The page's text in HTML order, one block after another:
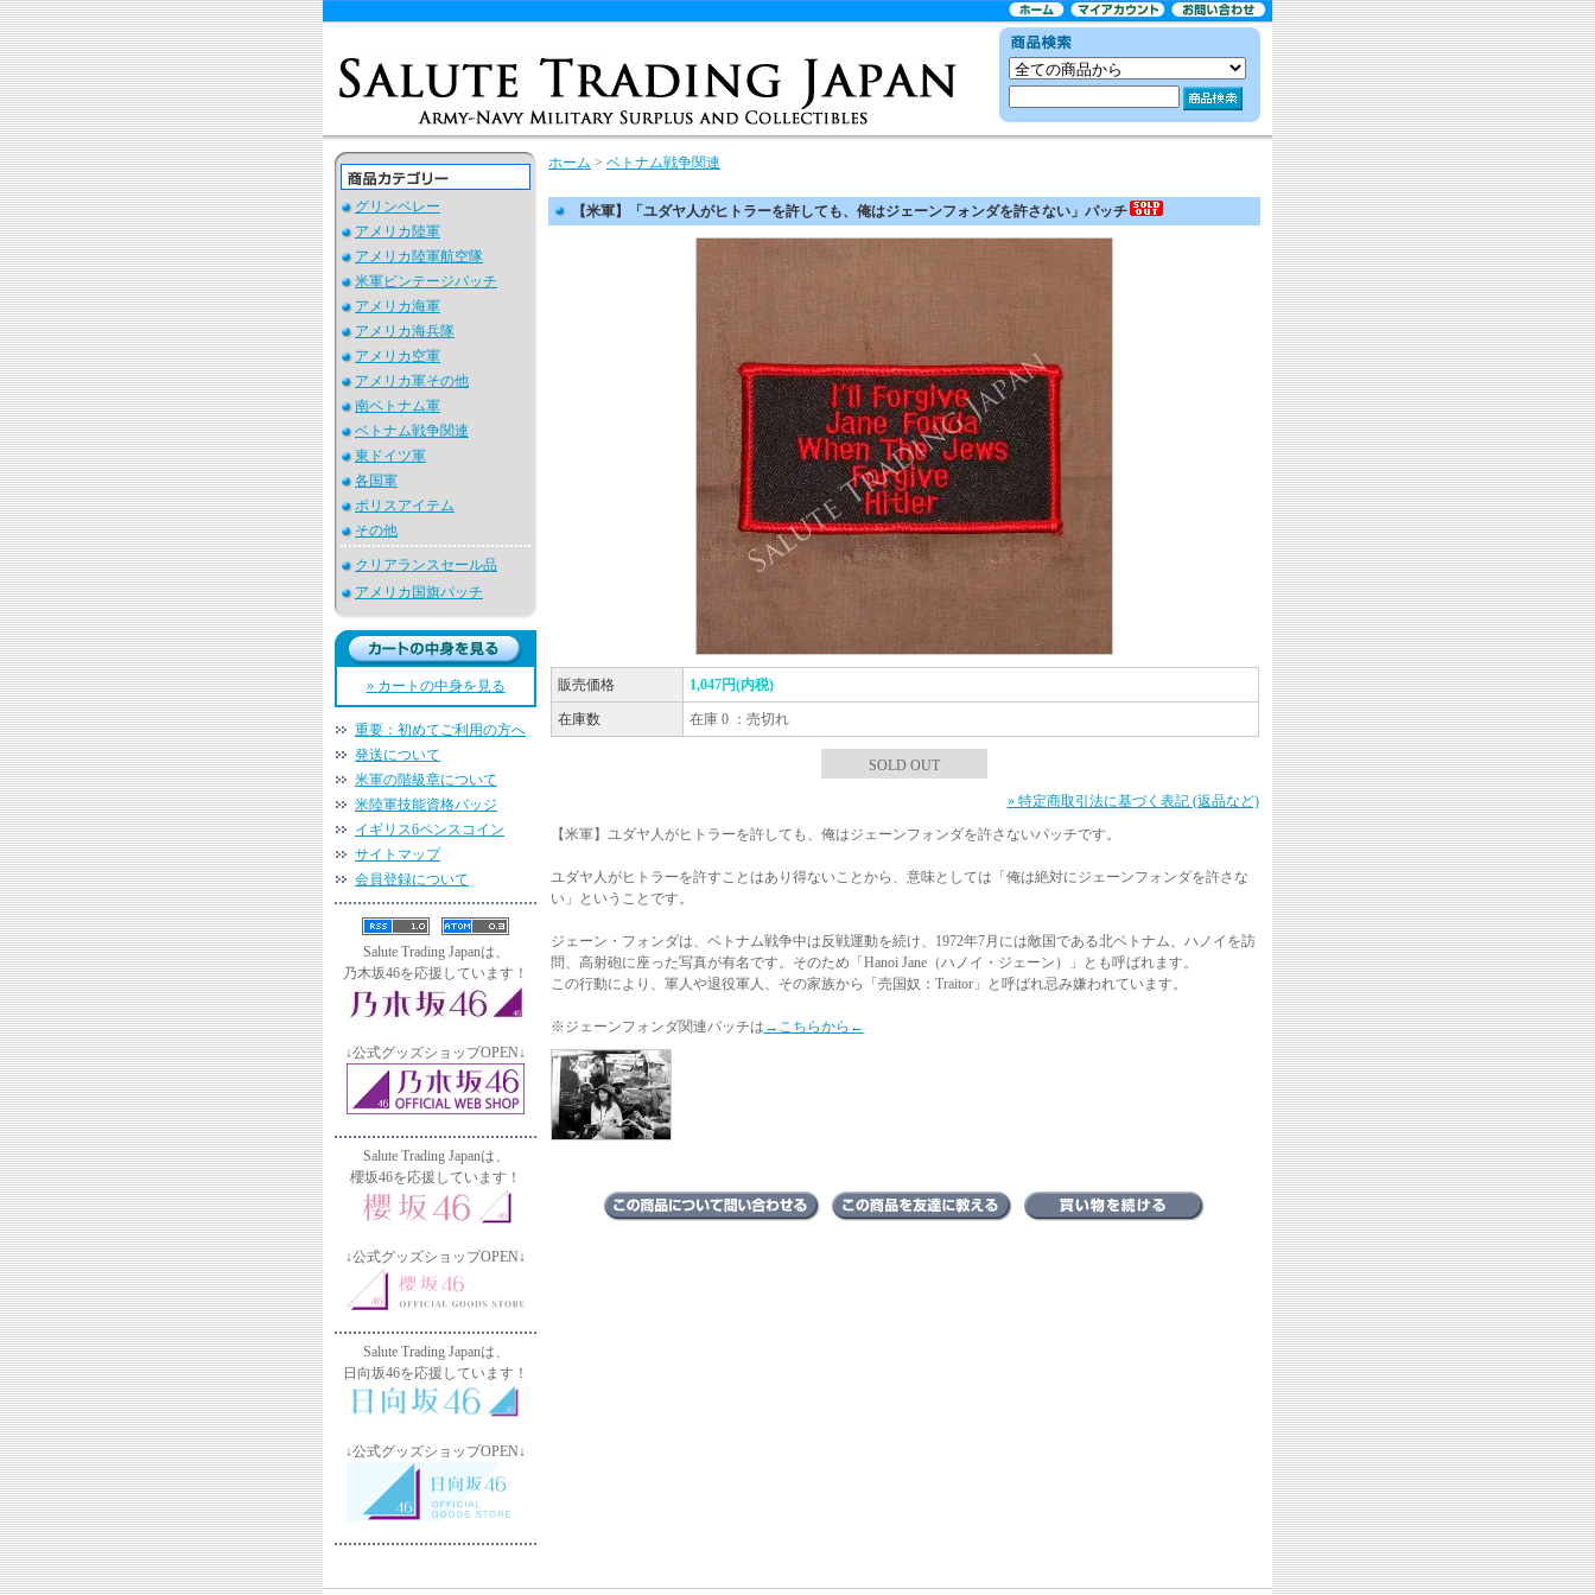
グリンベレー
アメリカ陸軍
アメリカ陸軍航空隊
米軍ビンテージパッチ
アメリカ海軍
アメリカ海兵隊
アメリカ空軍
アメリカ軍その他
南ベトナム軍
ベトナム戦争関連
東ドイツ軍
各国軍
ポリスアイテム
その他
クリアランスセール品
アメリカ国旗パッチ
» カートの中身を見る
重要：初めてご利用の方へ
発送について
米軍の階級章について
米陸軍技能資格バッジ
イギリス6ペンスコイン
サイトマップ
会員登録について
Salute Trading Japanは、
乃木坂46を応援しています！
↓公式グッズショップOPEN↓
Salute Trading Japanは、
櫻坂46を応援しています！
↓公式グッズショップOPEN↓
Salute Trading Japanは、
日向坂46を応援しています！
↓公式グッズショップOPEN↓
ホーム > ベトナム戦争関連
【米軍】「ユダヤ人がヒトラーを許しても、俺はジェーンフォンダを許さない」パッチ
販売価格 1,047円(内税)
在庫数 在庫 0 ：売切れ
SOLD OUT
» 特定商取引法に基づく表記 (返品など)
【米軍】ユダヤ人がヒトラーを許しても、俺はジェーンフォンダを許さないパッチです。
ユダヤ人がヒトラーを許すことはあり得ないことから、意味としては「俺は絶対にジェーンフォンダを許さな
い」ということです。
ジェーン・フォンダは、ベトナム戦争中は反戦運動を続け、1972年7月には敵国である北ベトナム、ハノイを訪
問、高射砲に座った写真が有名です。そのため「Hanoi Jane（ハノイ・ジェーン）」とも呼ばれます。
この行動により、軍人や退役軍人、その家族から「売国奴：Traitor」と呼ばれ忌み嫌われています。
※ジェーンフォンダ関連パッチは →こちらから←